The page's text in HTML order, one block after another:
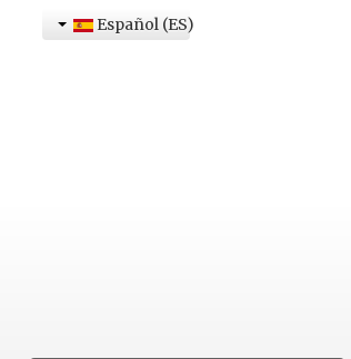
Español (ES)